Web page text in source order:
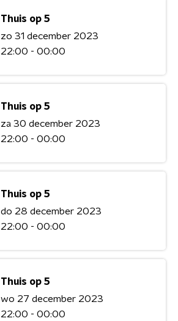
Thuis op 5
zo 31 december 2023
22:00 - 00:00
Thuis op 5
za 30 december 2023
22:00 - 00:00
Thuis op 5
do 28 december 2023
22:00 - 00:00
Thuis op 5
wo 27 december 2023
22:00 - 00:00